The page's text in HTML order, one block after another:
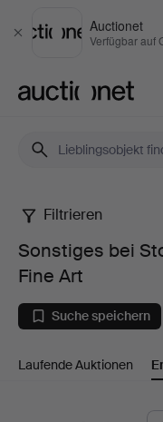
Schließen
Auctionet
Verfügbar auf
Sonstiges
bei
Stockholms
Filtrieren
Sonstiges bei
Fine Art
Suche speichern
Laufende Auktionen